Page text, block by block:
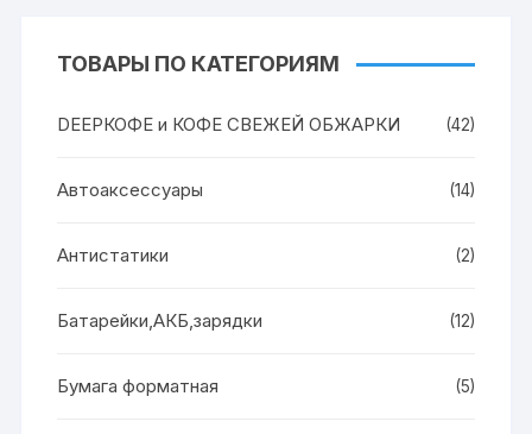
ТОВАРЫ ПО КАТЕГОРИЯМ
DEEPКОФЕ и КОФЕ СВЕЖЕЙ ОБЖАРКИ (42)
Автоаксессуары (14)
Антистатики (2)
Батарейки,АКБ,зарядки (12)
Бумага форматная (5)